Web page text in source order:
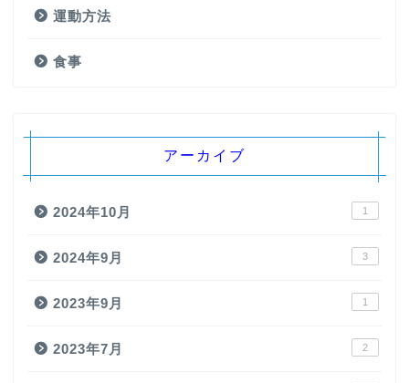
運動方法
食事
アーカイブ
2024年10月 1
2024年9月 3
2023年9月 1
2023年7月 2